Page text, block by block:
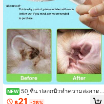
NEW 50 ชิ้น ปลอกนิ้วทำความสะอาดหู
แบบใช้ซ้ำได้ ออกแบบมาโดยเฉพาะสำ
฿21 -28%